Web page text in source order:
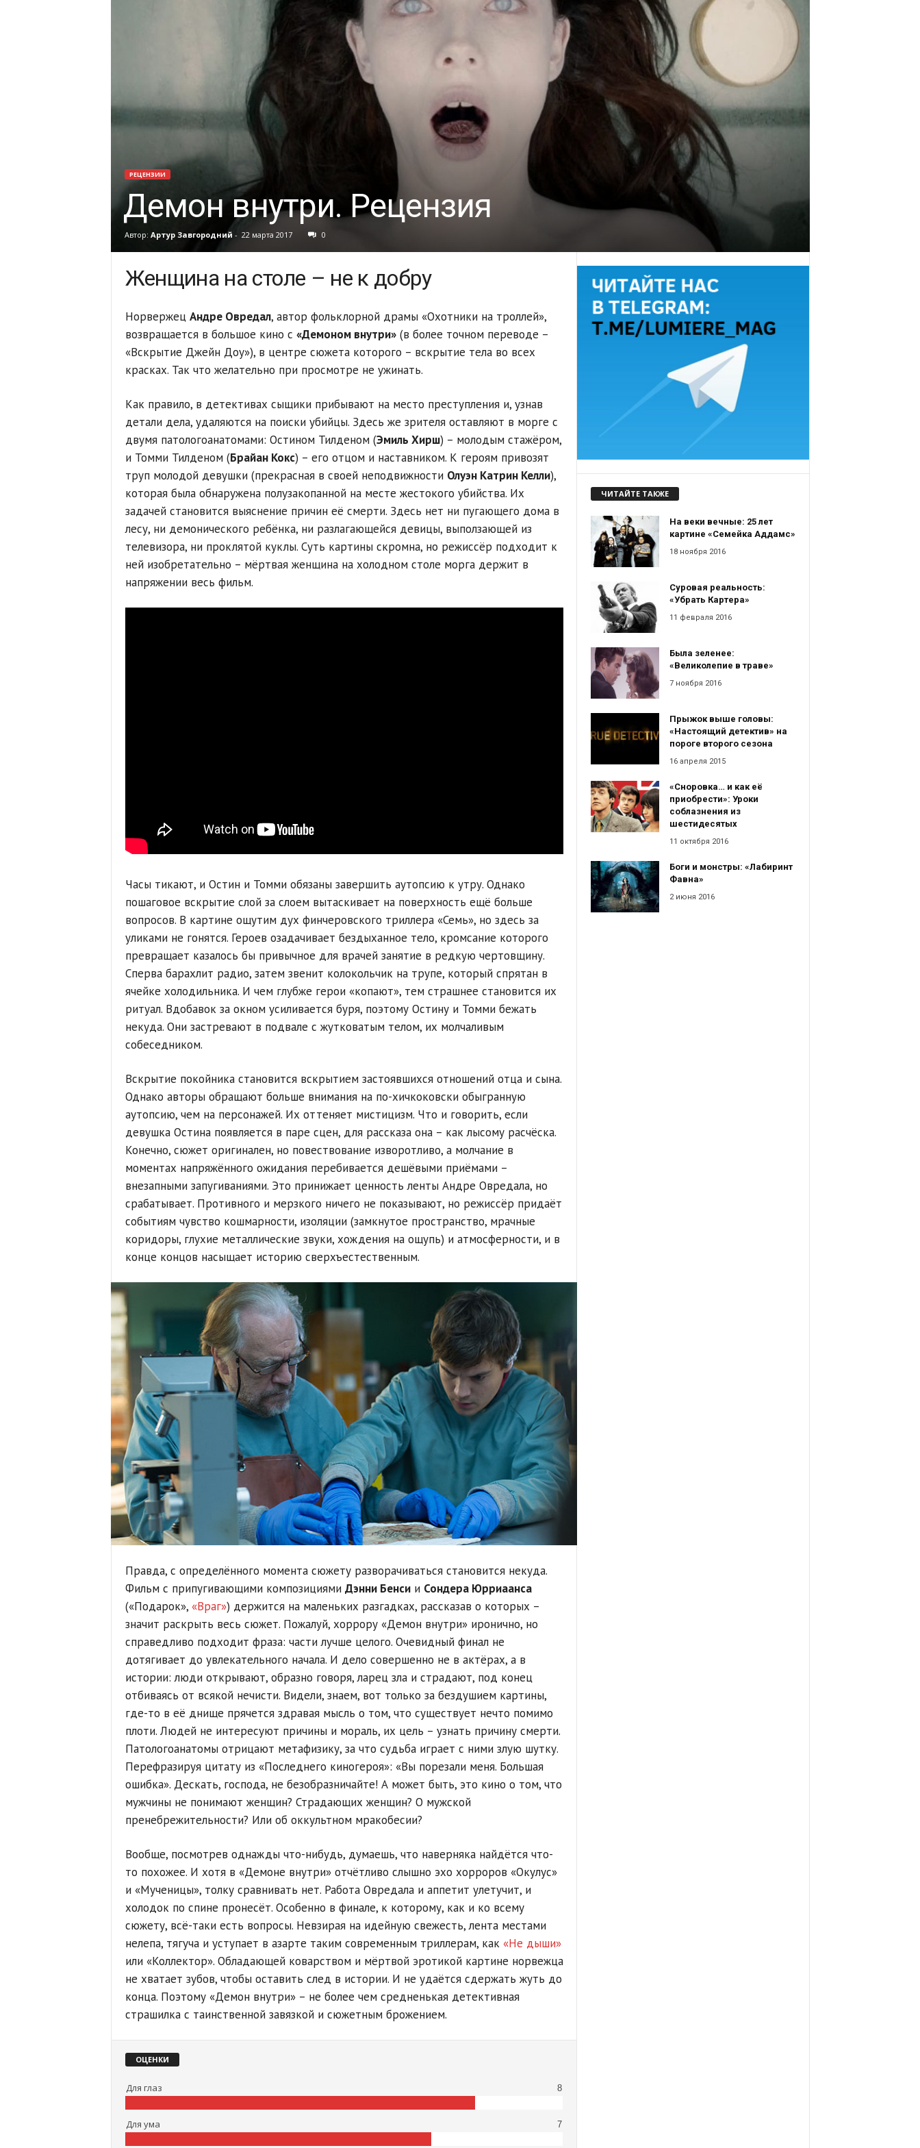
РЕЦЕНЗИИ
Демон внутри. Рецензия
Автор: Артур Завгородний - 22 марта 2017 0
Женщина на столе – не к добру
Норвержец Андре Овредал, автор фольклорной драмы «Охотники на троллей»,
возвращается в большое кино с «Демоном внутри»(в более точном переводе –
«Вскрытие Джейн Доу»), в центре сюжета которого – вскрытие тела во всех
красках. Так что желательно при просмотре не ужинать.
Как правило, в детективах сыщики прибывают на место преступления и, узнав
детали дела, удаляются на поиски убийцы. Здесь же зрителя оставляют в морге с
двумя патологоанатомами: Остином Тилденом (Эмиль Хирш) – молодым стажёром,
и Томми Тилденом (Брайан Кокс) – его отцом и наставником. К героям привозят
труп молодой девушки (прекрасная в своей неподвижности Олуэн Катрин Келли),
которая была обнаружена полузакопанной на месте жестокого убийства. Их
задачей становится выяснение причин её смерти. Здесь нет ни пугающего дома в
лесу, ни демонического ребёнка, ни разлагающейся девицы, выползающей из
телевизора, ни проклятой куклы. Суть картины скромна, но режиссёр подходит к
ней изобретательно – мёртвая женщина на холодном столе морга держит в
напряжении весь фильм.
Часы тикают, и Остин и Томми обязаны завершить аутопсию к утру. Однако
пошаговое вскрытие слой за слоем вытаскивает на поверхность ещё больше
вопросов. В картине ощутим дух финчеровского триллера «Семь», но здесь за
уликами не гонятся. Героев озадачивает бездыханное тело, кромсание которого
превращает казалось бы привычное для врачей занятие в редкую чертовщину.
Сперва барахлит радио, затем звенит колокольчик на трупе, который спрятан в
ячейке холодильника. И чем глубже герои «копают», тем страшнее становится их
ритуал. Вдобавок за окном усиливается буря, поэтому Остину и Томми бежать
некуда. Они застревают в подвале с жутковатым телом, их молчаливым
собеседником.
Вскрытие покойника становится вскрытием застоявшихся отношений отца и сына.
Однако авторы обращают больше внимания на по-хичкоковски обыгранную
аутопсию, чем на персонажей. Их оттеняет мистицизм. Что и говорить, если
девушка Остина появляется в паре сцен, для рассказа она – как лысому расчёска.
Конечно, сюжет оригинален, но повествование изворотливо, а молчание в
моментах напряжённого ожидания перебивается дешёвыми приёмами –
внезапными запугиваниями. Это принижает ценность ленты Андре Овредала, но
срабатывает. Противного и мерзкого ничего не показывают, но режиссёр придаёт
событиям чувство кошмарности, изоляции (замкнутое пространство, мрачные
коридоры, глухие металлические звуки, хождения на ощупь) и атмосферности, и в
конце концов насыщает историю сверхъестественным.
Правда, с определённого момента сюжету разворачиваться становится некуда.
Фильм с припугивающими композициями Дэнни Бенсии Сондера Юрриаанса
(«Подарок», «Враг») держится на маленьких разгадках, рассказав о которых –
значит раскрыть весь сюжет. Пожалуй, хоррору «Демон внутри» иронично, но
справедливо подходит фраза: части лучше целого. Очевидный финал не
дотягивает до увлекательного начала. И дело совершенно не в актёрах, а в
истории: люди открывают, образно говоря, ларец зла и страдают, под конец
отбиваясь от всякой нечисти. Видели, знаем, вот только за бездушием картины,
где-то в её днище прячется здравая мысль о том, что существует нечто помимо
плоти. Людей не интересуют причины и мораль, их цель – узнать причину смерти.
Патологоанатомы отрицают метафизику, за что судьба играет с ними злую шутку.
Перефразируя цитату из «Последнего киногероя»: «Вы порезали меня. Большая
ошибка». Дескать, господа, не безобразничайте! А может быть, это кино о том, что
мужчины не понимают женщин? Страдающих женщин? О мужской
пренебрежительности? Или об оккультном мракобесии?
Вообще, посмотрев однажды что-нибудь, думаешь, что наверняка найдётся что-
то похожее. И хотя в «Демоне внутри» отчётливо слышно эхо хорроров «Окулус»
и «Мученицы», толку сравнивать нет. Работа Овредала и аппетит улетучит, и
холодок по спине пронесёт. Особенно в финале, к которому, как и ко всему
сюжету, всё-таки есть вопросы. Невзирая на идейную свежесть, лента местами
нелепа, тягуча и уступает в азарте таким современным триллерам, как «Не дыши»
или «Коллектор». Обладающей коварством и мёртвой эротикой картине норвежца
не хватает зубов, чтобы оставить след в истории. И не удаётся сдержать жуть до
конца. Поэтому «Демон внутри» – не более чем средненькая детективная
страшилка с таинственной завязкой и сюжетным брожением.
ОЦЕНКИ
Для глаз 8
Для ума 7
ЧИТАЙТЕ ТАКЖЕ
На веки вечные: 25 лет
картине «Семейка Аддамс»
18 ноября 2016
Суровая реальность:
«Убрать Картера»
11 февраля 2016
Была зеленее:
«Великолепие в траве»
7 ноября 2016
Прыжок выше головы:
«Настоящий детектив» на
пороге второго сезона
16 апреля 2015
«Сноровка… и как её
приобрести»: Уроки
соблазнения из
шестидесятых
11 октября 2016
Боги и монстры: «Лабиринт
Фавна»
2 июня 2016